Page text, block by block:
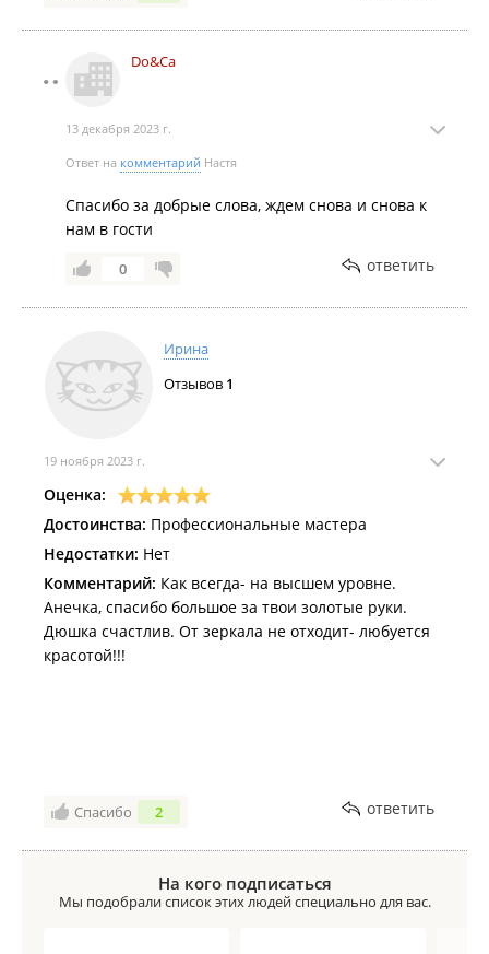
Do&Ca
13 декабря 2023 г.
Ответ на комментарий Настя
Спасибо за добрые слова, ждем снова и снова к
нам в гости
0 ответить
Ирина
Отзывов 1
19 ноября 2023 г.
Оценка:
Достоинства: Профессиональные мастера
Недостатки: Нет
Комментарий: Как всегда- на высшем уровне.
Анечка, спасибо большое за твои золотые руки.
Дюшка счастлив. От зеркала не отходит- любуется
красотой!!!
Спасибо 2 ответить
На кого подписаться
Мы подобрали список этих людей специально для вас.